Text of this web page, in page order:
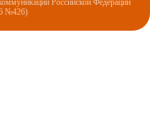
Российской Федерации
№426)